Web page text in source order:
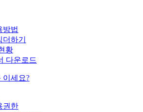
방법
하기
황
다운로드
이세요?
권한